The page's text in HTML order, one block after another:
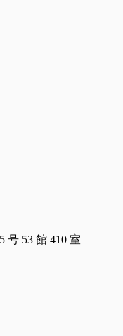
号 53 館 410 室